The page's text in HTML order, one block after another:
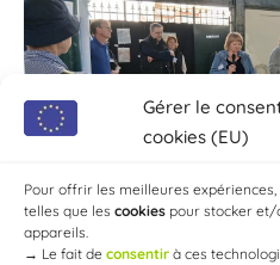
Gérer le
cookies (EU)
Pour offrir les meilleures
telles que les cookies pour stocker et/
appareils.
→ Le fait de consentir à ces